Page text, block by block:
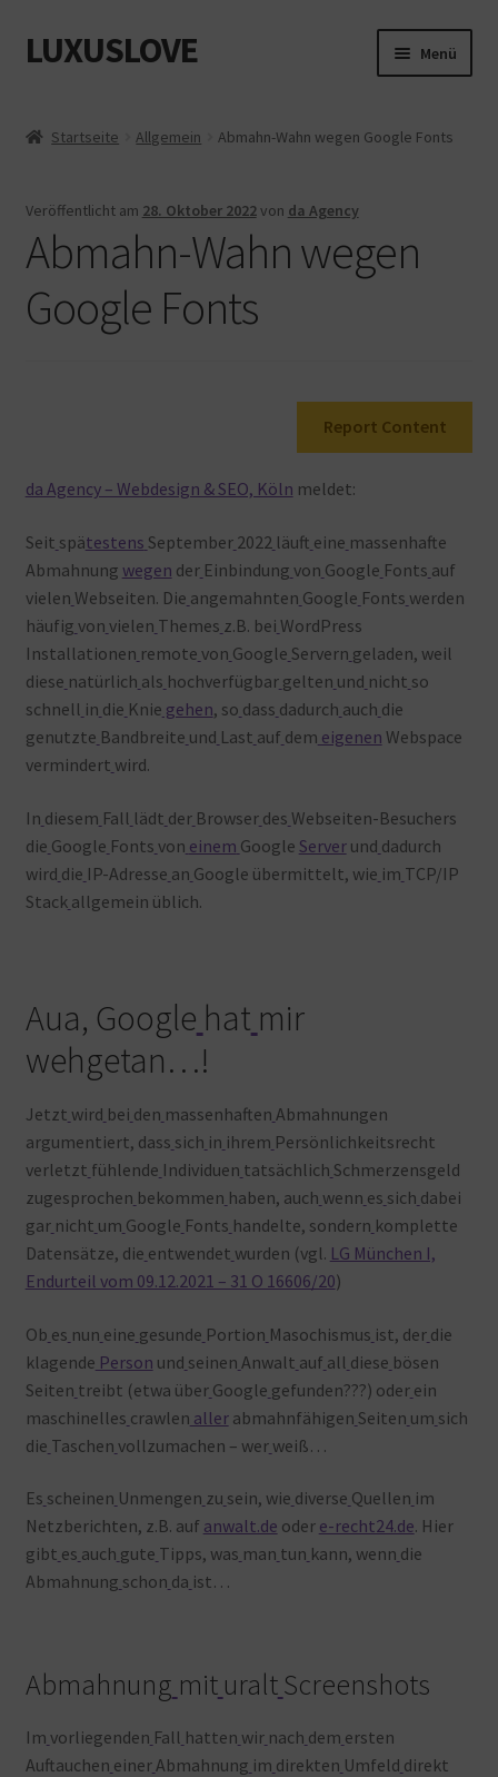
Zur
Navigation
Zum
Inhalt
LUXUSLOVE Menü
Startseite Allgemein Abmahn-Wahn wegen Google Fonts
Veröffentlicht am 28. Oktober 2022von da Agency
Abmahn-Wahn wegen
Google Fonts
Report Content
da Agency – Webdesign & SEO, Köln meldet:
Seit spätestens September 2022 läuft eine massenhafte
Abmahnung wegen der Einbindung von Google Fonts auf
vielen Webseiten. Die angemahnten Google Fonts werden
häufig von vielen Themes z.B. bei WordPress
Installationen remote von Google Servern geladen, weil
diese natürlich als hochverfügbar gelten und nicht so
schnell in die Knie gehen, so dass dadurch auch die
genutzte Bandbreite und Last auf dem eigenen Webspace
vermindert wird.
In diesem Fall lädt der Browser des Webseiten-Besuchers
die Google Fonts von einem Google Serverund dadurch
wird die IP-Adresse an Google übermittelt, wie im TCP/IP
Stack allgemein üblich.
Aua, Google hat mir
wehgetan…!
Jetzt wird bei den massenhaften Abmahnungen
argumentiert, dass sich in ihrem Persönlichkeitsrecht
verletzt fühlende Individuen tatsächlich Schmerzensgeld
zugesprochen bekommen haben, auch wenn es sich dabei
gar nicht um Google Fonts handelte, sondern komplette
Datensätze, die entwendet wurden (vgl. LG München I,
Endurteil vom 09.12.2021 – 31 O 16606/20)
Ob es nun eine gesunde Portion Masochismus ist, der die
klagende Person und seinen Anwalt auf all diese bösen
Seiten treibt (etwa über Google gefunden???) oder ein
maschinelles crawlen allerabmahnfähigen Seiten um sich
die Taschen vollzumachen – wer weiß…
Es scheinen Unmengen zu sein, wie diverse Quellen im
Netzberichten, z.B. auf anwalt.de oder e-recht24.de. Hier
gibt es auch gute Tipps, was man tun kann, wenn die
Abmahnung schon da ist…
Abmahnung mit uraltScreenshots
Im vorliegenden Fall hatten wir nach dem ersten
Auftauchen einer Abmahnung im direkten Umfeld direkt